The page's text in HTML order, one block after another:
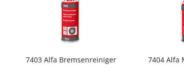
7403 Alfa Bremsenreiniger 7404 Alfa